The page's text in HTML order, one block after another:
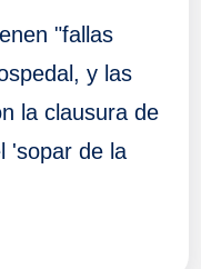
"fallas
y las
la clausura de
'sopar de la